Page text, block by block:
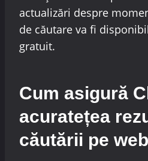
actualizări despre
de căutare va fi
gratuit.
Cum asigură
acuratețea
căutării pe